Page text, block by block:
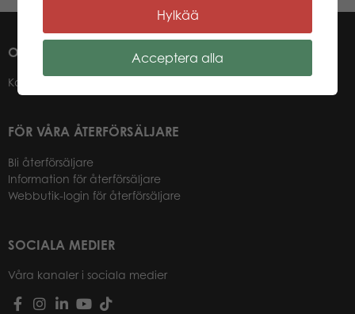
OM OSS
Kontakter
FÖR VÅRA ÅTERFÖRSÄLJARE
Bli återförsäljare
Information för återförsäljare
Webbutik-login för återförsäljare
SOCIALA MEDIER
Våra kanaler i sociala medier
Hylkää
Acceptera alla